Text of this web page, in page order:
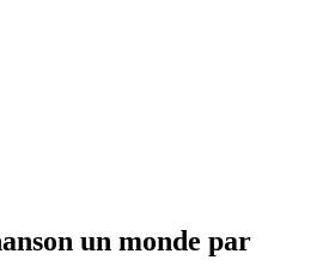
un monde par